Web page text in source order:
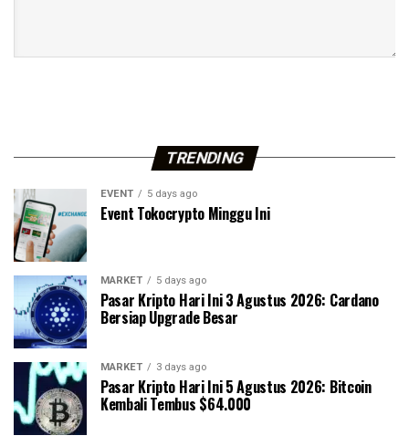
TRENDING
EVENT 5 days ago
Event Tokocrypto Minggu Ini
MARKET 5 days ago
Pasar Kripto Hari Ini 3 Agustus 2026: Cardano
Bersiap Upgrade Besar
MARKET 3 days ago
Pasar Kripto Hari Ini 5 Agustus 2026: Bitcoin
Kembali Tembus $64.000